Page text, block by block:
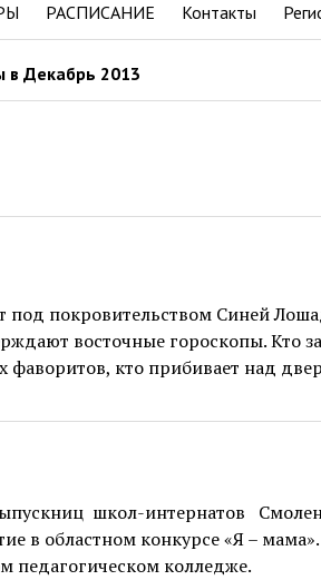
РАСПИСАНИЕ Контакты
в Декабрь 2013
покровительством Синей
восточные гороскопы. Кто
фаворитов, кто прибивает над
школ-интернатов
в областном конкурсе «Я –
педагогическом колледже.